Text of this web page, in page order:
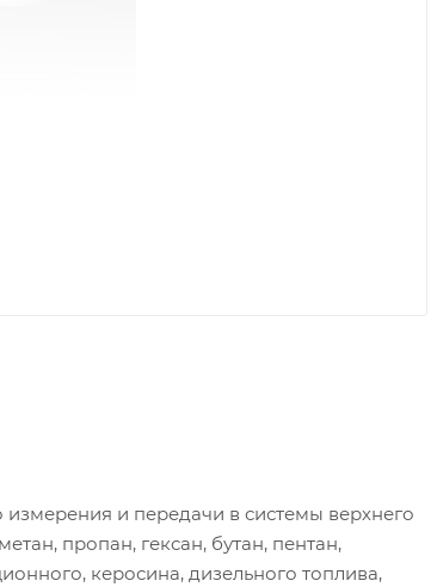
и передачи в системы верхнего
пропан, гексан, бутан, пентан,
керосина, дизельного топлива,